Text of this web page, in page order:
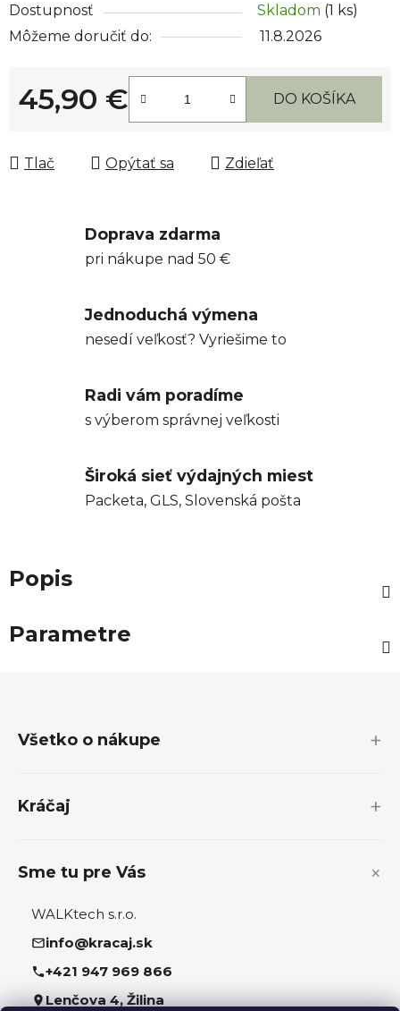
Dostupnosť Skladom (1 ks)
Môžeme doručiť do:
11.8.2026
45,90 €
Jednotková cena:
DO KOŠÍKA
Tlač Opýtať sa Zdieľať
Doprava zdarma
pri nákupe nad 50 €
Jednoduchá výmena
nesedí veľkosť? Vyriešime to
Radi vám poradíme
s výberom správnej veľkosti
Široká sieť výdajných miest
Packeta, GLS, Slovenská pošta
Popis
Parametre
Všetko o nákupe
Kráčaj
Sme tu pre Vás
WALKtech s.r.o.
info@kracaj.sk
+421 947 969 866
Lenčova 4, Žilina